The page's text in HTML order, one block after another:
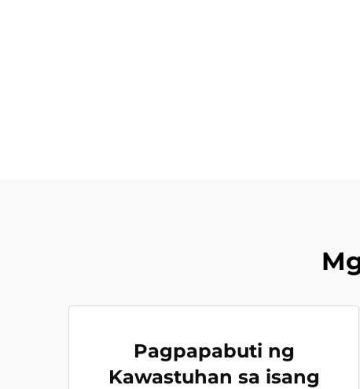
Pagpapabuti ng
Kawastuhan sa isang